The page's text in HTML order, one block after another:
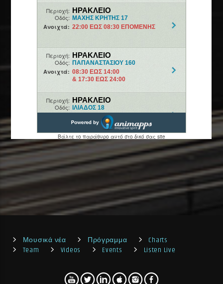
Μουσικά νέα Πρόγραμμα
Charts
Team
Videos Events Listen Live